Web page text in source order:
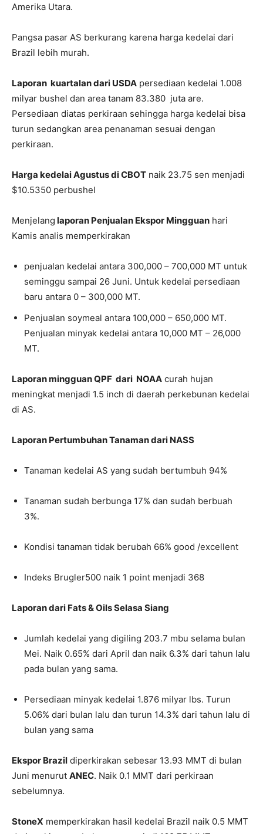
Amerika Utara.
Pangsa pasar AS berkurang karena harga kedelai dari
Brazil lebih murah.
Laporan kuartalan dari USDA persediaan kedelai 1.008
milyar bushel dan area tanam 83.380 juta are.
Persediaan diatas perkiraan sehingga harga kedelai bisa
turun sedangkan area penanaman sesuai dengan
perkiraan.
Harga kedelai Agustus di CBOT naik 23.75 sen menjadi
$10.5350 perbushel
Menjelang laporan Penjualan Ekspor Mingguan hari
Kamis analis memperkirakan
penjualan kedelai antara 300,000 – 700,000 MT untuk
seminggu sampai 26 Juni. Untuk kedelai persediaan
baru antara 0 – 300,000 MT.
Penjualan soymeal antara 100,000 – 650,000 MT.
Penjualan minyak kedelai antara 10,000 MT – 26,000
MT.
Laporan mingguan QPF dari NOAA curah hujan
meningkat menjadi 1.5 inch di daerah perkebunan kedelai
di AS.
Laporan Pertumbuhan Tanaman dari NASS
Tanaman kedelai AS yang sudah bertumbuh 94%
Tanaman sudah berbunga 17% dan sudah berbuah
3%.
Kondisi tanaman tidak berubah 66% good /excellent
Indeks Brugler500 naik 1 point menjadi 368
Laporan dari Fats & Oils Selasa Siang
Jumlah kedelai yang digiling 203.7 mbu selama bulan
Mei. Naik 0.65% dari April dan naik 6.3% dari tahun lalu
pada bulan yang sama.
Persediaan minyak kedelai 1.876 milyar lbs. Turun
5.06% dari bulan lalu dan turun 14.3% dari tahun lalu di
bulan yang sama
Ekspor Brazil diperkirakan sebesar 13.93 MMT di bulan
Juni menurut ANEC. Naik 0.1 MMT dari perkiraan
sebelumnya.
StoneX memperkirakan hasil kedelai Brazil naik 0.5 MMT